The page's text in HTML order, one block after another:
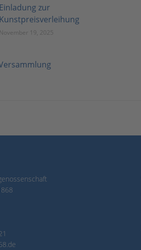
Einladung zur
Kunstpreisverleihung
November 19, 2025